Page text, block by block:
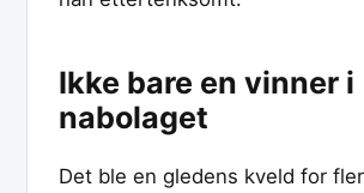
Ikke bare en vinner i
nabolaget
Det ble en gledens kveld for